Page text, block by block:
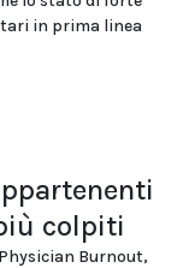
in prima linea
colpiti
Burnout,